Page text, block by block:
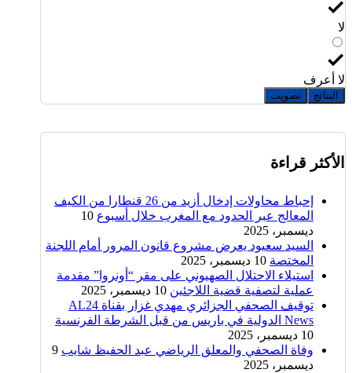
لا
لا أعرف
النتائج تصويت
الأكثر قراءة
إحباط محاولات إدخال أزيد من 26 قنطارا من الكيف
المعالج عبر الحدود مع المغرب خلال أسبوع 10
ديسمبر، 2025
السيد سعيود يعرض مشروع قانون المرور أمام اللجنة
المختصة 10 ديسمبر، 2025
استيلاء الاحتلال الصهيوني على مقر “أونروا” مقدمة
عملية لتصفية قضية اللاجئين 10 ديسمبر، 2025
توقيف الصحفي الجزائري مهدي غزار بقناة AL24
News الدولية في باريس من قبل الشرطة الفرنسية
10 ديسمبر، 2025
وفاة الصحفي والمعلق الرياضي عبد الحفيظ شايب 9
ديسمبر، 2025